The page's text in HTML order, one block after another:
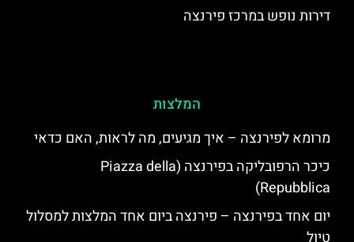
דירות נופש במרכז פירנצה
המלצות
מרומא לפירנצה – איך מגיעים, מה לראות, האם כדאי
כיכר הרפובליקה בפירנצה (Piazza della
Repubblica)
יום אחד בפירנצה – פירנצה ביום אחד המלצות למסלול